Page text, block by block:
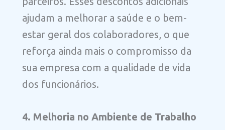
ajudam a melhorar a saúde e o bem-
estar geral dos colaboradores, o que
reforça ainda mais o compromisso da
sua empresa com a qualidade de vida
dos funcionários.
4. Melhoria no Ambiente de Trabalho